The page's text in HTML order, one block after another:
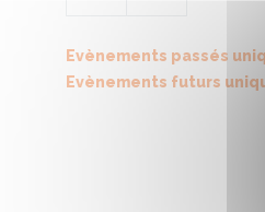
Evènements passés
Evènements futurs